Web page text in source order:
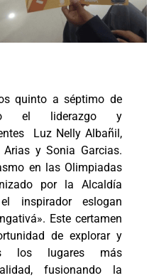
quinto a séptimo de
el liderazgo y
Luz Nelly Albañil,
Arias y Sonia Garcias.
en las Olimpiadas
por la Alcaldía
inspirador eslogan
Este certamen
de explorar y
los lugares más
fusionando la